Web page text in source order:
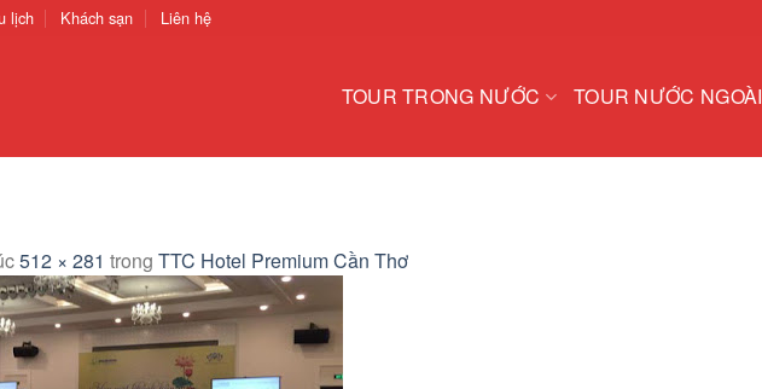
lịch Khách sạn Liên hệ
TOUR TRONG NƯỚC TOUR NƯỚC NGOÀI
512 × 281 trong TTC Hotel Premium Cần Thơ